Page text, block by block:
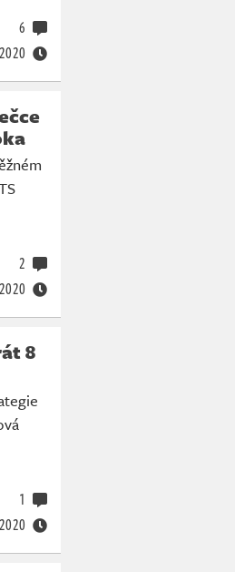
6
2
8
1